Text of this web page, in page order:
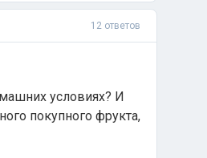
12 ответов
условиях? И
покупного фрукта,